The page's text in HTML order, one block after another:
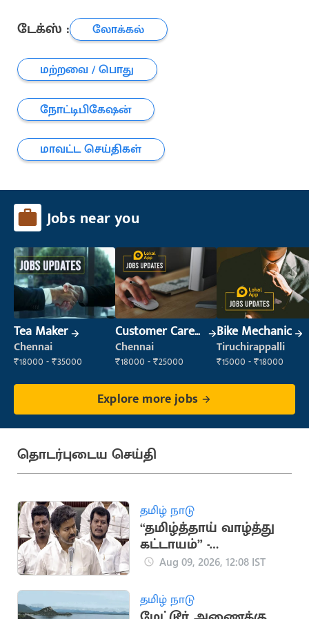
டேக்ஸ் :
லோக்கல்
மற்றவை / பொது
நோட்டிபிகேஷன்
மாவட்ட செய்திகள்
Jobs near you
Tea Maker
Chennai
₹18000 - ₹35000
Customer Care
Executive
Chennai
₹18000 - ₹25000
Bike Mechanic
Tiruchirappalli
₹15000 - ₹18000
Explore more jobs
தொடர்புடைய செய்தி
தமிழ் நாடு
“தமிழ்த்தாய் வாழ்த்து
கட்டாயம்” -
சட்டப்பேரவையில்
தனித்தீர்மானம்
Aug 09, 2026, 12:08 IST
தமிழ் நாடு